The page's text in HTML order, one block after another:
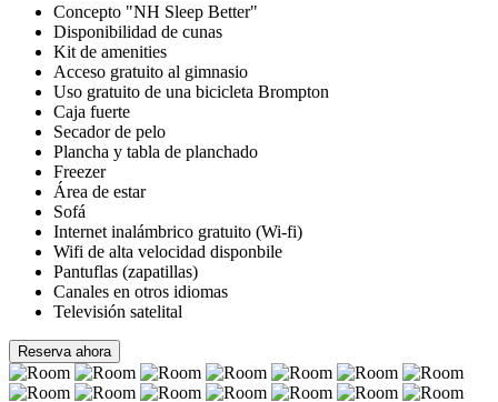
Concepto "NH Sleep Better"
Disponibilidad de cunas
Kit de amenities
Acceso gratuito al gimnasio
Uso gratuito de una bicicleta Brompton
Caja fuerte
Secador de pelo
Plancha y tabla de planchado
Freezer
Área de estar
Sofá
Internet inalámbrico gratuito (Wi-fi)
Wifi de alta velocidad disponbile
Pantuflas (zapatillas)
Canales en otros idiomas
Televisión satelital
Reserva ahora